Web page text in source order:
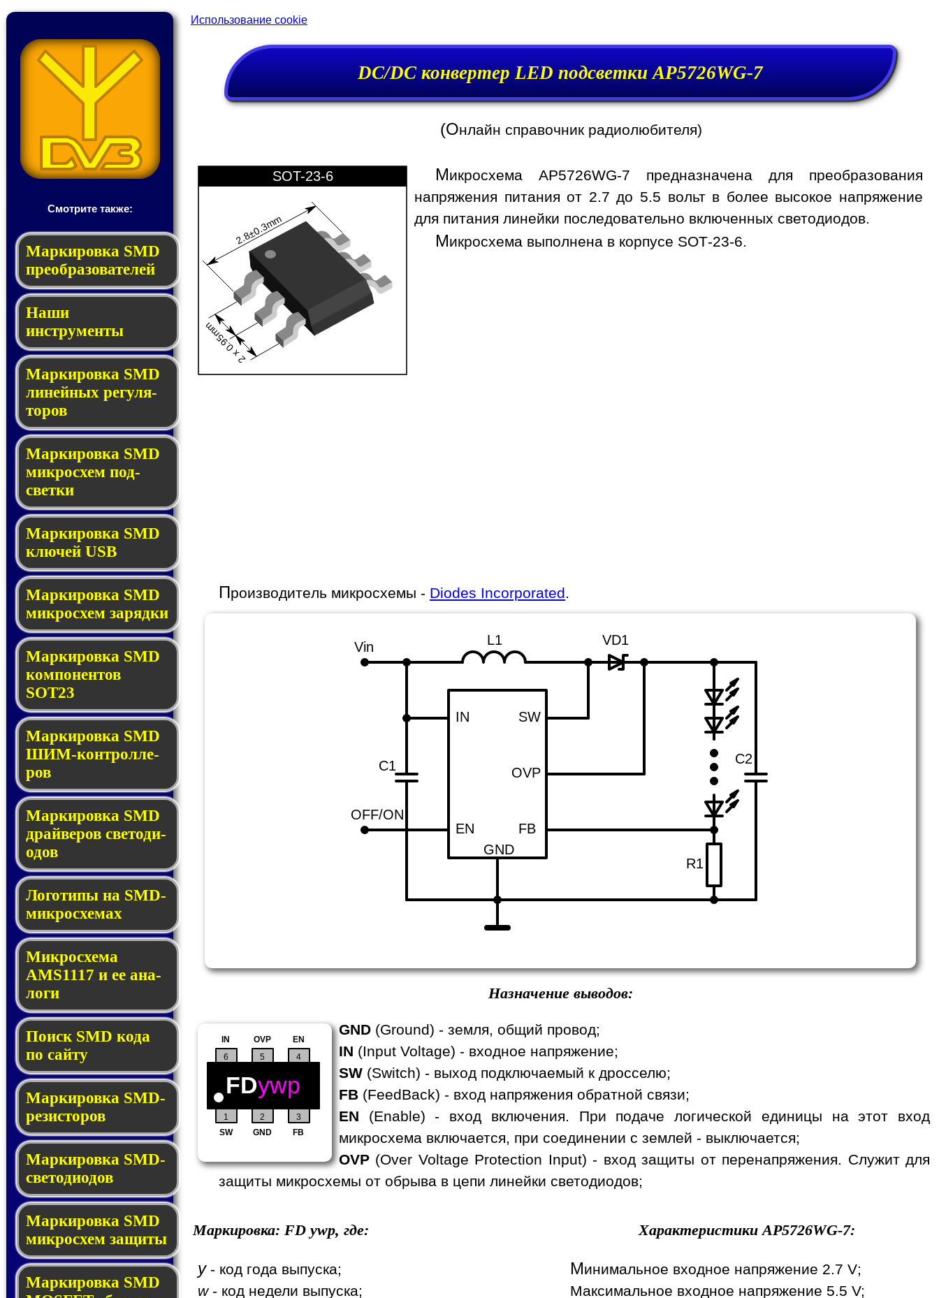
Смотрите также:
Мар­ки­ров­ка SMD
пре­об­ра­зо­ва­те­лей
Наши
инструменты
Маркировка SMD
ли­ней­ных ре­гу­ля­
то­ров
Маркировка SMD
мик­ро­схем под­
свет­ки
Маркировка SMD
клю­чей USB
Маркировка SMD
мик­рос­хем за­ряд­ки
Маркировка SMD
ком­по­нен­тов
SOT23
Маркировка SMD
ШИМ-кон­трол­ле­
ров
Маркировка SMD
драй­ве­ров све­то­ди­
о­дов
Логотипы на SMD-
мик­ро­схе­мах
Микросхема
AMS1117 и ее ана­
ло­ги
Поиск SMD ко­да
по сай­ту
Маркировка SMD-
ре­зис­то­ров
Маркировка SMD-
све­то­дио­дов
Мар­ки­ров­ка SMD
мик­рос­хем защиты
Мар­ки­ров­ка SMD
Использование cookie
DC/DC конвертер LED подсветки AP5726WG-7
(Онлайн справочник радиолюбителя)
2.8±0.3mm
2 x 0.95mm
SOT-23-6 Микросхема AP5726WG-7 предназначена для преобразования
напряжения питания от 2.7 до 5.5 вольт в более высокое напряжение
для питания линейки последовательно включенных светодиодов.
Микросхема выполнена в корпусе SOT-23-6.
Производитель микросхемы - Diodes Incorporated
Vin
C1
OFF/ON
L1 VD1
C2
IN
EN
GND
SW
FB
OVP
R1
Назначение выводов:
1 2 3
4
SW GND FB
EN
OVP
5
6
IN
FDywp
GND (Ground) - земля, общий провод;
IN (Input Voltage) - входное напряжение;
SW (Switch) - выход подключаемый к дросселю;
FB (FeedBack) - вход напряжения обратной связи;
EN (Enable) - вход включения. При подаче логической единицы на этот вход
микросхема включается, при соединении с землей - выключается;
OVP (Over Voltage Protection Input) - вход защиты от перенапряжения. Служит для
защиты микросхемы от обрыва в цепи линейки светодиодов;
Маркировка: FDywp, где:
y- код года выпуска;
w- код недели выпуска;
ХарактеристикиAP5726WG-7:
Минимальное входное напряжение 2.7 V;
Максимальное входное напряжение 5.5 V;